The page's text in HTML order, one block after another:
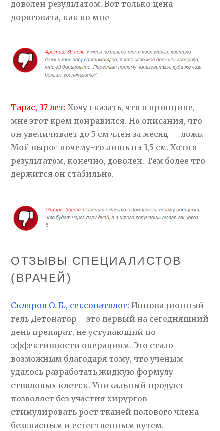
доволен результатом. Вот только цена
дороговата, как по мне.
Тарас, 37 лет: Хочу сказать, что в принципе,
мне этот крем понравился. Но описания, что
он увеличивает до 5 см член за месяц — ложь.
Мой вырос почему-то лишь на 3,5 см. Хотя я
результатом, конечно, доволен. Тем более что
держится он стабильно.
ОТЗЫВЫ СПЕЦИАЛИСТОВ
(ВРАЧЕЙ)
Скляров О. Б., сексопатолог: Инновационный
гель Детонатор – это первый на сегодняшний
день препарат, не уступающий по
эффективности операциям. Это стало
возможным благодаря тому, что ученым
удалось разработать жидкую формулу
стволовых клеток. Уникальный продукт
позволяет без участия хирургов
стимулировать рост тканей полового члена
безопасным и естественным путем.